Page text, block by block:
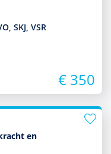
SKJ, VSR
€ 350
en